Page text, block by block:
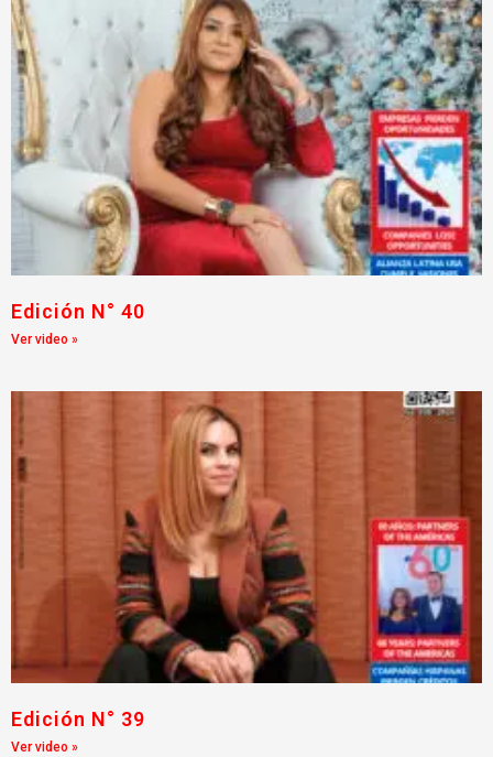
Edición N° 40
Ver video »
Edición N° 39
Ver video »